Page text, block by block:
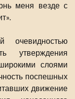
меня везде с
утверждения
слоями
поспешных
движение